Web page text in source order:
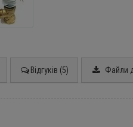
Відгуків (5) Файли